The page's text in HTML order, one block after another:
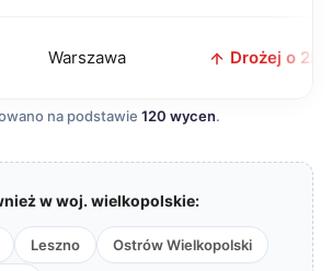
Warszawa Drożej o 25
na podstawie 120 wycen.
w woj. wielkopolskie:
Leszno Ostrów Wielkopolski